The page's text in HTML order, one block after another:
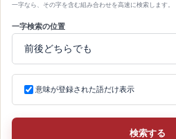
一字なら、その字を含む組み合わせを高速に検索します。
一字検索の位置
意味が登録された語だけ表示
検索する